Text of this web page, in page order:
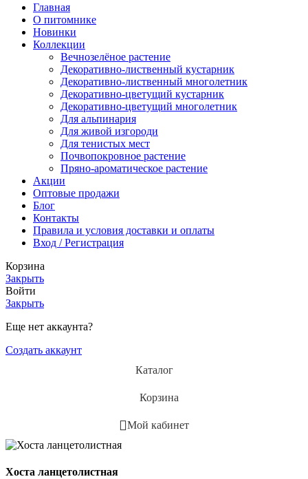
Главная
О питомнике
Новинки
Коллекции
Вечнозелёное растение
Декоративно-лиственный кустарник
Декоративно-лиственный многолетник
Декоративно-цветущий кустарник
Декоративно-цветущий многолетник
Для альпинария
Для живой изгороди
Для тенистых мест
Почвопокровное растение
Пряно-ароматическое растение
Акции
Оптовые продажи
Блог
Контакты
Правила и условия доставки и оплаты
Вход / Регистрация
Корзина
Закрыть
Войти
Закрыть
Еще нет аккаунта?
Создать аккаунт
Каталог
Корзина
Мой кабинет
Хоста ланцетолистная